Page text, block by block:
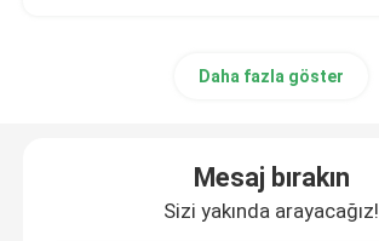
Daha fazla göster
Mesaj bırakın
Sizi yakında arayacağız!